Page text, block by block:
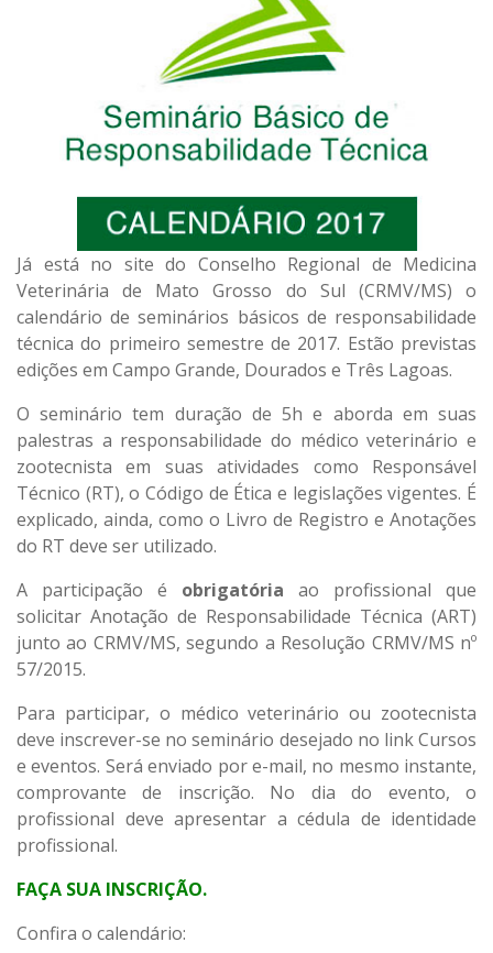
Já está no site do Conselho Regional de Medicina
Veterinária de Mato Grosso do Sul (CRMV/MS) o
calendário de seminários básicos de responsabilidade
técnica do primeiro semestre de 2017. Estão previstas
edições em Campo Grande, Dourados e Três Lagoas.
O seminário tem duração de 5h e aborda em suas
palestras a responsabilidade do médico veterinário e
zootecnista em suas atividades como Responsável
Técnico (RT), o Código de Ética e legislações vigentes. É
explicado, ainda, como o Livro de Registro e Anotações
do RT deve ser utilizado.
A participação é obrigatória ao profissional que
solicitar Anotação de Responsabilidade Técnica (ART)
junto ao CRMV/MS, segundo a Resolução CRMV/MS nº
57/2015.
Para participar, o médico veterinário ou zootecnista
deve inscrever-se no seminário desejado no linkCursos
e eventos. Será enviado por e-mail, no mesmo instante,
comprovante de inscrição. No dia do evento, o
profissional deve apresentar a cédula de identidade
profissional.
FAÇA SUA INSCRIÇÃO.
Confira o calendário: